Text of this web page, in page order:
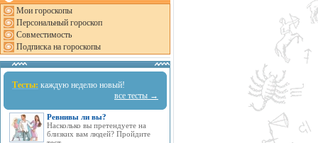
Мои гороскопы
Персональный гороскоп
Совместимость
Подписка на гороскопы
Тесты: каждую неделю новый!
все тесты →
Ревнивы ли вы?
Насколько вы претендуете на
близких вам людей? Пройдите